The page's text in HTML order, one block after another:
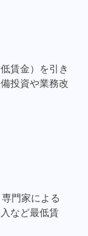
賃金）を引き
投資や業務改
門家による
など最低賃